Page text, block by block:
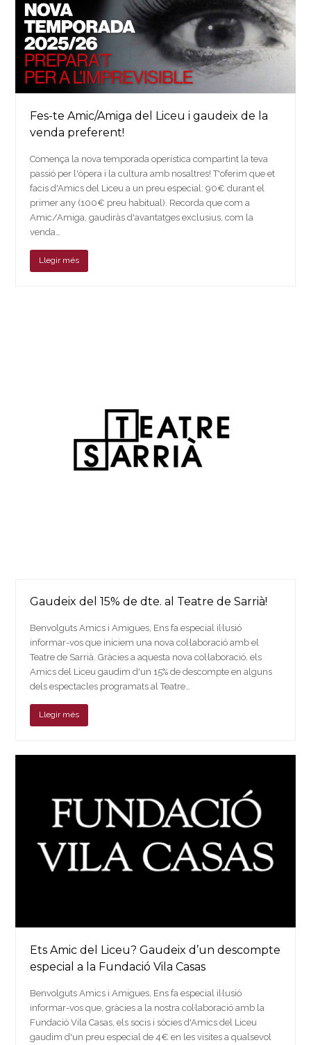
Fes-te Amic/Amiga del Liceu i gaudeix de la
venda preferent!
Comença la nova temporada operística compartint la teva
passió per l'òpera i la cultura amb nosaltres! T'oferim que et
facis d'Amics del Liceu a un preu especial: 90€ durant el
primer any (100€ preu habitual). Recorda que com a
Amic/Amiga, gaudiràs d'avantatges exclusius, com la
venda…
Llegir més
Gaudeix del 15% de dte. al Teatre de Sarrià!
Benvolguts Amics i Amigues, Ens fa especial il·lusió
informar-vos que iniciem una nova col·laboració amb el
Teatre de Sarrià. Gràcies a aquesta nova col·laboració, els
Amics del Liceu gaudim d'un 15% de descompte en alguns
dels espectacles programats al Teatre…
Llegir més
Ets Amic del Liceu? Gaudeix d’un descompte
especial a la Fundació Vila Casas
Benvolguts Amics i Amigues, Ens fa especial il·lusió
informar-vos que, gràcies a la nostra col·laboració amb la
Fundació Vila Casas, els socis i sòcies d'Amics del Liceu
gaudim d'un preu especial de 4€ en les visites a qualsevol